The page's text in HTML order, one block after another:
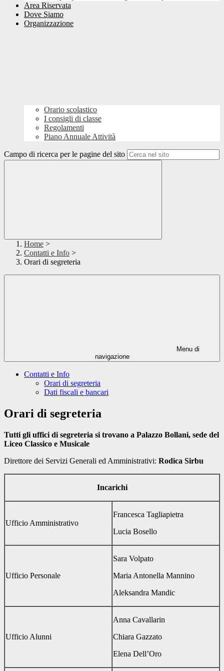
Area Riservata
Dove Siamo
Organizzazione
Orario scolastico
I consigli di classe
Regolamenti
Piano Annuale Attività
Campo di ricerca per le pagine del sito
Home >
Contatti e Info >
Orari di segreteria
Menu di
navigazione
Contatti e Info
Orari di segreteria
Dati fiscali e bancari
Orari di segreteria
Tutti gli uffici di segreteria si trovano a Palazzo Bollani, sede del
Liceo Classico e Musicale
Direttore dei Servizi Generali ed Amministrativi: Rodica Sirbu
Incarichi
Ufficio Amministrativo
Francesca Tagliapietra
Lucia Bosello
Ufficio Personale
Sara Volpato
Maria Antonella Mannino
Aleksandra Mandic
Ufficio Alunni
Anna Cavallarin
Chiara Gazzato
Elena Dell’Oro